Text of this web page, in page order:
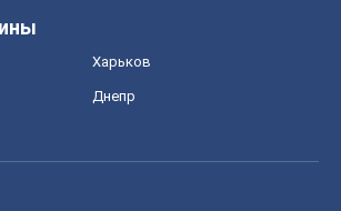
Харьков
Днепр